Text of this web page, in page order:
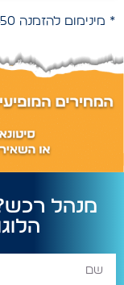
* מינימום להזמנה 450 ש"ח
מנהל